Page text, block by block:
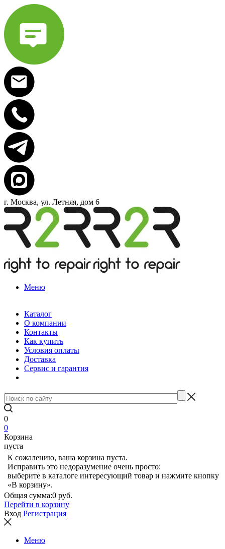
г. Москва, ул. Летняя, дом 6
Меню
Каталог
О компании
Контакты
Как купить
Условия оплаты
Доставка
Сервис и гарантия
0
0
Корзина
пуста
К сожалению, ваша корзина пуста.
Исправить это недоразумение очень просто:
выберите в каталоге интересующий товар и нажмите кнопку
«В корзину».
Общая сумма:0 руб.
Перейти в корзину
Вход Регистрация
Меню